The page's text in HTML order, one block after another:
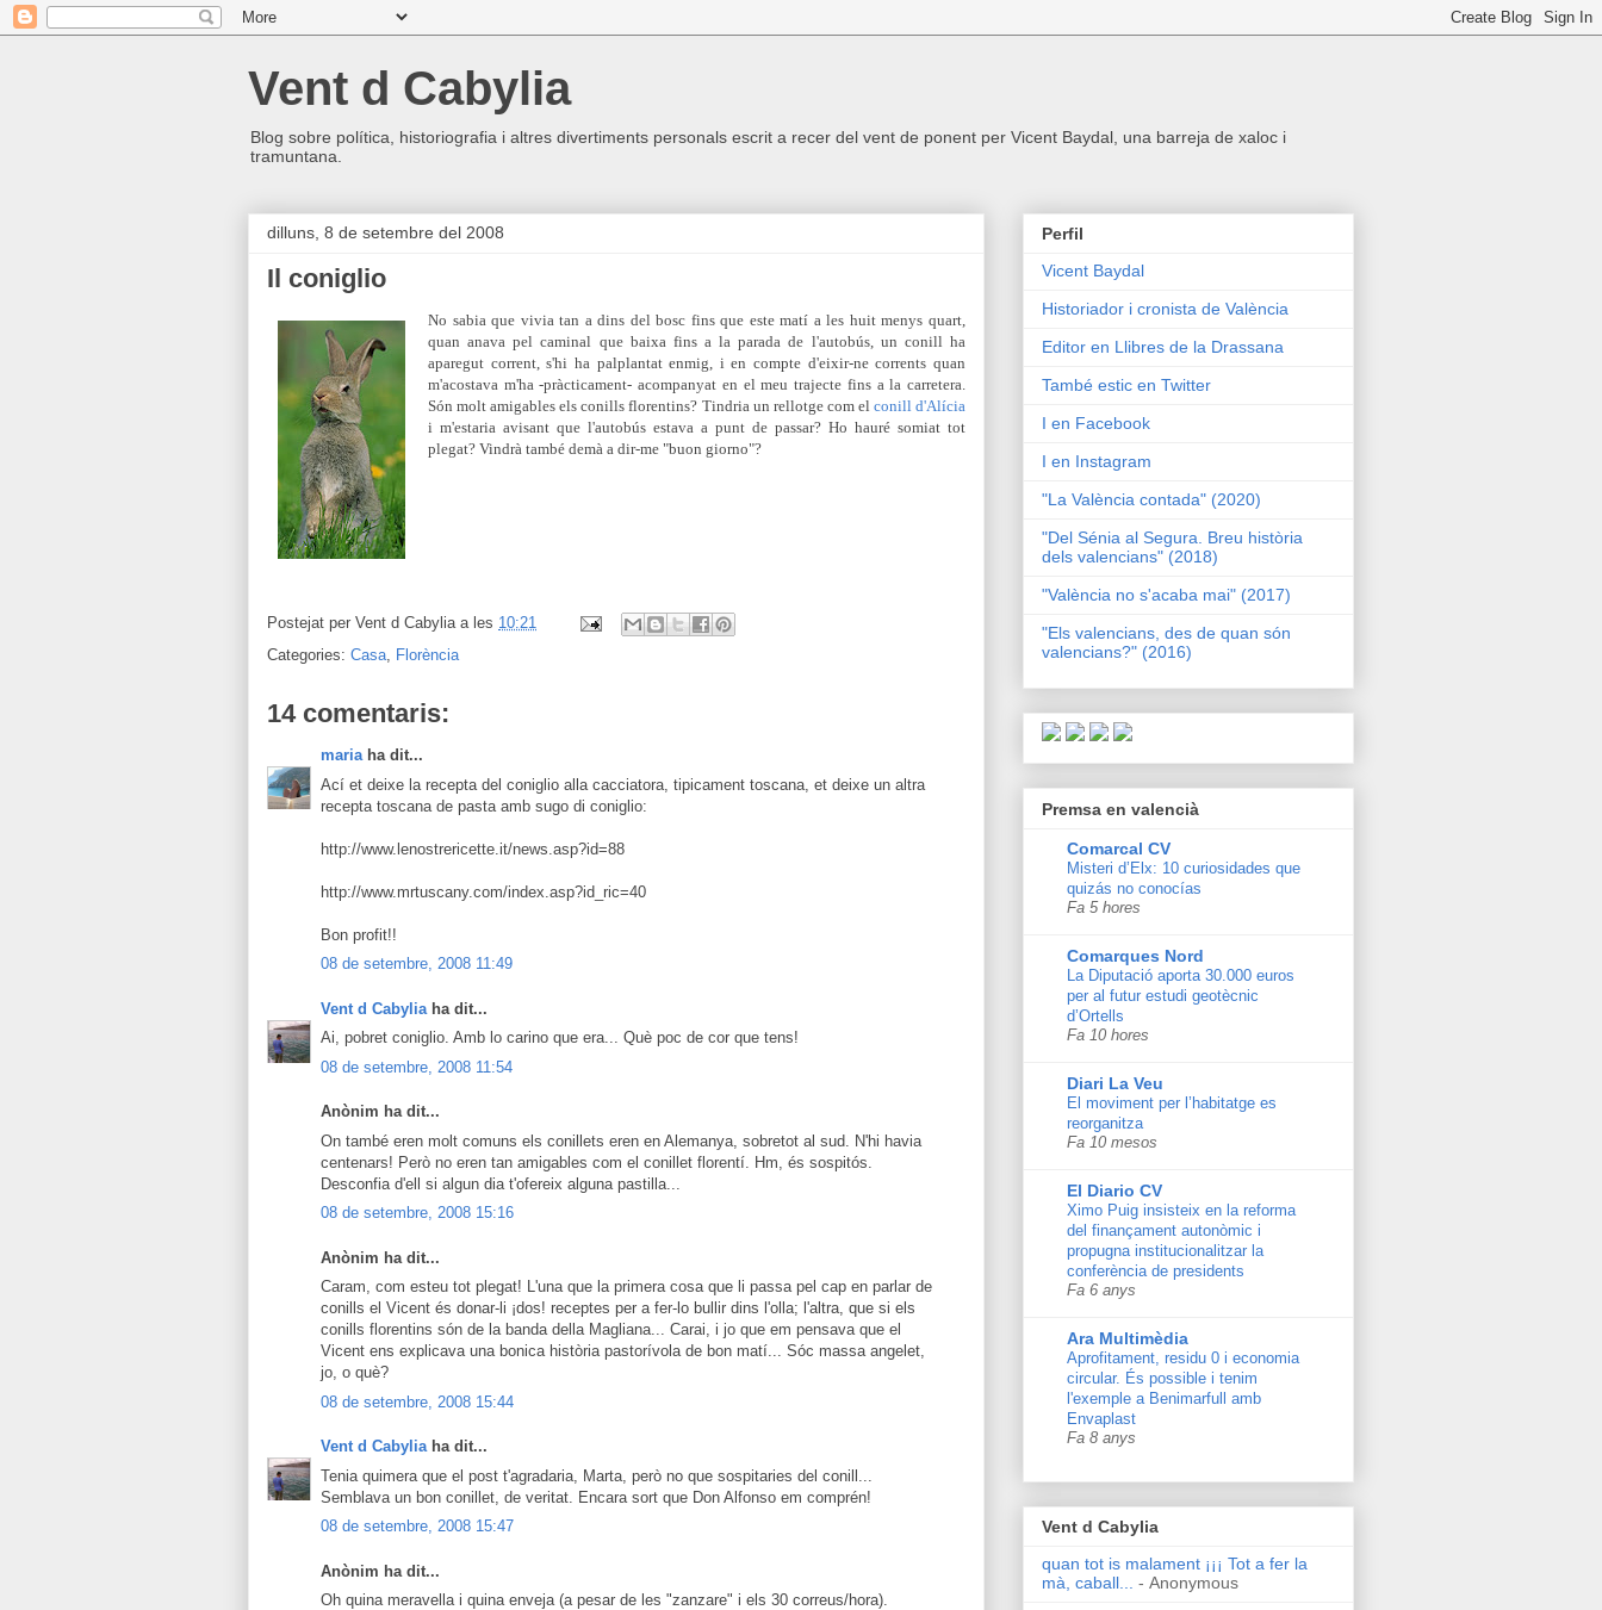
Vent d Cabylia
Blog sobre política, historiografia i altres divertiments personals escrit a recer del vent de ponent per Vicent Baydal, una barreja de xaloc i
tramuntana.
dilluns, 8 de setembre del 2008
Il coniglio
No sabia que vivia tan a dins del bosc fins que este matí a les huit menys quart,
quan anava pel caminal que baixa fins a la parada de l'autobús, un conill ha
aparegut corrent, s'hi ha palplantat enmig, i en compte d'eixir-ne corrents quan
m'acostava m'ha -pràcticament- acompanyat en el meu trajecte fins a la carretera.
Són molt amigables els conills florentins? Tindria un rellotge com el conill d'Alícia
i m'estaria avisant que l'autobús estava a punt de passar? Ho hauré somiat tot
plegat? Vindrà també demà a dir-me "buon giorno"?
Postejat per Vent d Cabylia a les 10:21
Categories: Casa, Florència
14 comentaris:
mariaha dit...
Ací et deixe la recepta del coniglio alla cacciatora, tipicament toscana, et deixe un altra
recepta toscana de pasta amb sugo di coniglio:
http://www.lenostrericette.it/news.asp?id=88
http://www.mrtuscany.com/index.asp?id_ric=40
Bon profit!!
08 de setembre, 2008 11:49
Vent d Cabylia ha dit...
Ai, pobret coniglio. Amb lo carino que era... Què poc de cor que tens!
08 de setembre, 2008 11:54
Anònim ha dit...
On també eren molt comuns els conillets eren en Alemanya, sobretot al sud. N'hi havia
centenars! Però no eren tan amigables com el conillet florentí. Hm, és sospitós.
Desconfia d'ell si algun dia t'ofereix alguna pastilla...
08 de setembre, 2008 15:16
Anònim ha dit...
Caram, com esteu tot plegat! L'una que la primera cosa que li passa pel cap en parlar de
conills el Vicent és donar-li ¡dos! receptes per a fer-lo bullir dins l'olla; l'altra, que si els
conills florentins són de la banda della Magliana... Carai, i jo que em pensava que el
Vicent ens explicava una bonica història pastorívola de bon matí... Sóc massa angelet,
jo, o què?
08 de setembre, 2008 15:44
Vent d Cabyliaha dit...
Tenia quimera que el post t'agradaria, Marta, però no que sospitaries del conill...
Semblava un bon conillet, de veritat. Encara sort que Don Alfonso em comprén!
08 de setembre, 2008 15:47
Anònim ha dit...
Oh quina meravella i quina enveja (a pesar de les "zanzare" i els 30 correus/hora).
Perfil
Vicent Baydal
Historiador i cronista de València
Editor en Llibres de la Drassana
També estic en Twitter
I en Facebook
I en Instagram
"La València contada" (2020)
"Del Sénia al Segura. Breu història
dels valencians" (2018)
"València no s'acaba mai" (2017)
"Els valencians, des de quan són
valencians?" (2016)
Premsa en valencià
Comarcal CV
Misteri d’Elx: 10 curiosidades que
quizás no conocías
Fa 5 hores
Comarques Nord
La Diputació aporta 30.000 euros
per al futur estudi geotècnic
d’Ortells
Fa 10 hores
Diari La Veu
El moviment per l’habitatge es
reorganitza
Fa 10 mesos
El Diario CV
Ximo Puig insisteix en la reforma
del finançament autonòmic i
propugna institucionalitzar la
conferència de presidents
Fa 6 anys
Ara Multimèdia
Aprofitament, residu 0 i economia
circular. És possible i tenim
l'exemple a Benimarfull amb
Envaplast
Fa 8 anys
Vent d Cabylia
quan tot is malament ¡¡¡ Tot a fer la
mà, caball...
- Anonymous